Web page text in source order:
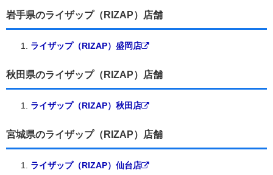
岩手県のライザップ（RIZAP）店舗
ライザップ（RIZAP）盛岡店
秋田県のライザップ（RIZAP）店舗
ライザップ（RIZAP）秋田店
宮城県のライザップ（RIZAP）店舗
ライザップ（RIZAP）仙台店